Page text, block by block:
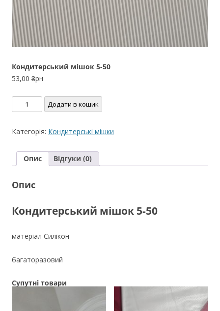
Кондитерський мішок 5-50
53,00 ₴рн
Кондитерський
мішок
50
Додати в кошик
Категорія: Кондитерські мішки
Опис Відгуки (0)
Опис
Кондитерський мішок 5-50
матеріал Силікон
багаторазовий
Супутні товари